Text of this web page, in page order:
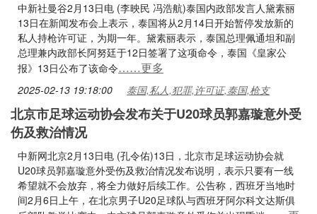
中新社曼谷2月13日电 (李映民 冯浩航)泰国内政部发言人黛素丽
13日在新闻发布会上表示，泰国将从2月14日开始暂停发放新的
私人持枪许可证，为期一年。黛素丽表示，泰国总理佩通坦和副
总理兼内政部长阿努廷于12日签署了这项命令，泰国《皇家公
报》13日公布了该命令……更多
2025-02-13 19:18:00 泰国,私人,犯罪,许可证,泰国,枪支
北京市足球运动协会发布关于U20球员郭嘉璇意外受
伤及救治情况
中新网北京2月13日电 (孔令佑)13日，北京市足球运动协会就
U20球员郭嘉璇意外受伤及救治情况发布说明，表示只要有一线
希望就不会放弃，将全力做好后续工作。公告称，西班牙当地时
间2月6日上午，在北京男子U20足球队与西班牙阿尔科文达斯俱